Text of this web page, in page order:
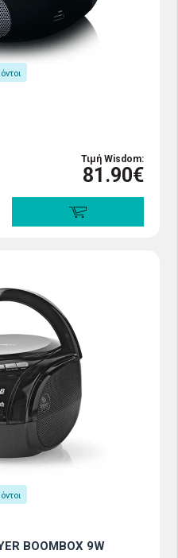
Τιμή Wisdom:
81.90€
BOOMBOX 9W